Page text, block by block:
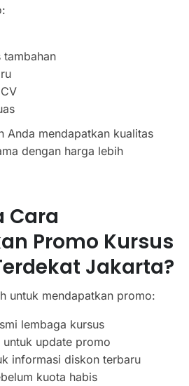
tambahan
Anda mendapatkan kualitas
dengan harga lebih
Cara
Promo Kursus
Jakarta?
untuk mendapatkan promo:
lembaga kursus
update promo
informasi diskon terbaru
kuota habis